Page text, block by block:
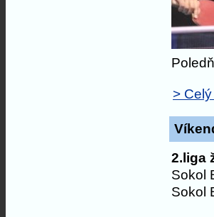
>
2.liga
Sokol
Sokol